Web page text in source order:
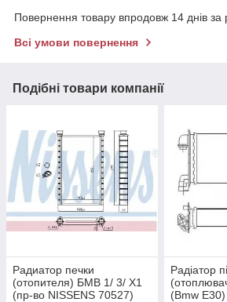
Повернення товару впродовж 14 днів за
Всі умови повернення
Подібні товари компанії
Радиатор печки
(отопителя) БМВ 1/ 3/ X1
(пр-во NISSENS 70527)
Радіатор
(Bmw